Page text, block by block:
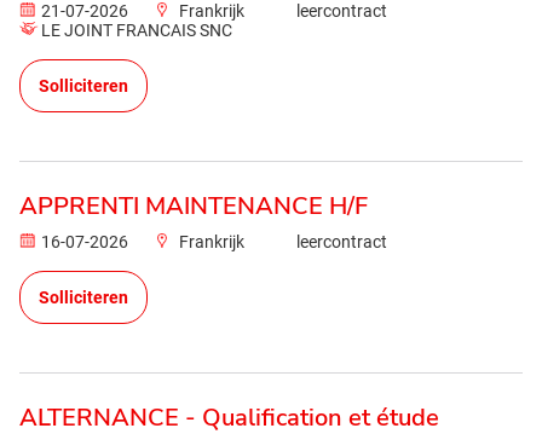
21-07-2026 Frankrijk
leercontract
LE JOINT FRANCAIS SNC
Solliciteren
APPRENTI MAINTENANCE H/F
16-07-2026 Frankrijk leercontract
Solliciteren
ALTERNANCE - Qualification et étude